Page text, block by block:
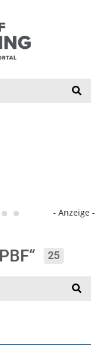
- Anzeige -
25